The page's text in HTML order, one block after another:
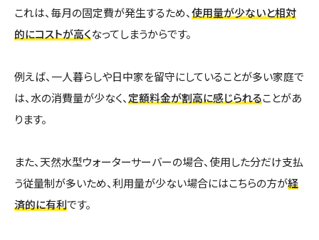
これは、毎月の固定費が発生するため、 使用量が少ないと相対
的にコストが高くなってしまうからです。
例えば、一人暮らしや日中家を留守にしていることが多い家庭で
は、水の消費量が少なく、 定額料金が割高に感じられることがあ
ります。
また、天然水型ウォーターサーバーの場合、使用した分だけ支払
う従量制が多いため、利用量が少ない場合にはこちらの方が経
済的に有利です。